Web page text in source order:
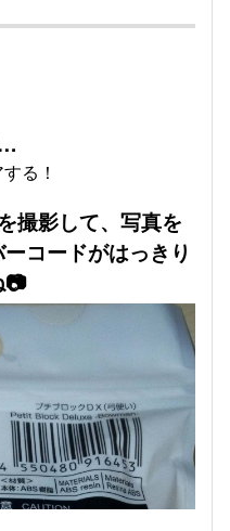
る！
撮影して、写真を
コードがはっきり
📷